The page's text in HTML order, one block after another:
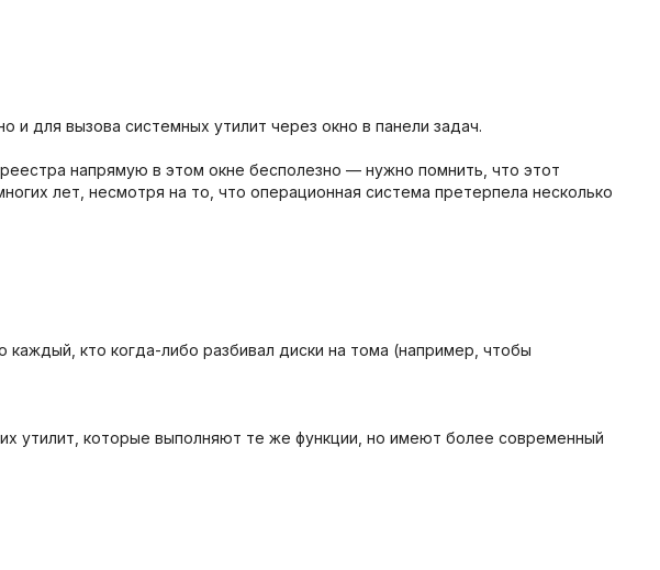
и для вызова системных утилит через окно в панели задач.
напрямую в этом окне бесполезно — нужно помнить, что этот
лет, несмотря на то, что операционная система претерпела несколько
кто когда-либо разбивал диски на тома (например, чтобы
утилит, которые выполняют те же функции, но имеют более современный